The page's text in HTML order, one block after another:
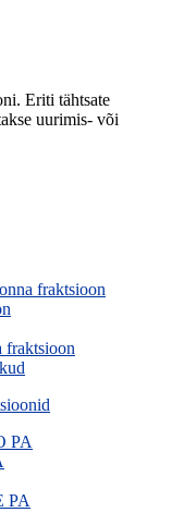
Eriti tähtsate
uurimis- või
fraktsioon
fraktsioon
PA
PA